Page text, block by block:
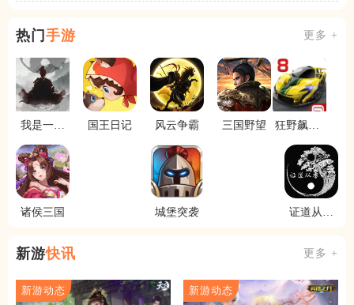
热门手游 更多 +
我是一个
国王日记 风云争霸 三国野望
狂野飙车8
诸侯三国 城堡突袭
证道从零
新游快讯 更多 +
新游动态 新游动态